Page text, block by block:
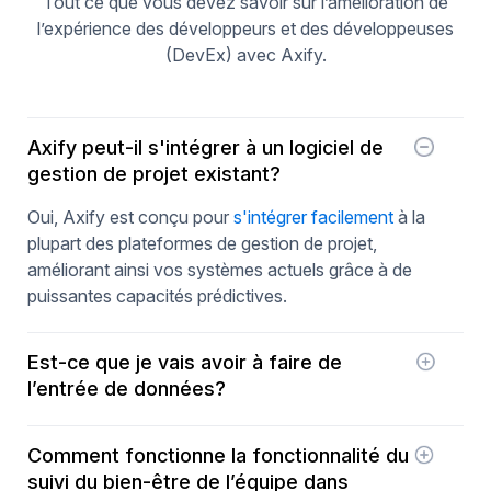
l’expérience des développeurs et des développeuses
(DevEx) avec Axify.
Axify peut-il s'intégrer à un logiciel de
gestion de projet existant?
Oui, Axify est conçu pour s'intégrer facilement à la
plupart des plateformes de gestion de projet,
améliorant ainsi vos systèmes actuels grâce à de
puissantes capacités prédictives.
Est-ce que je vais avoir à faire de
l’entrée de données?
vos outils, tout simplement.
Comment fonctionne la fonctionnalité du
suivi du bien-être de l’équipe dans